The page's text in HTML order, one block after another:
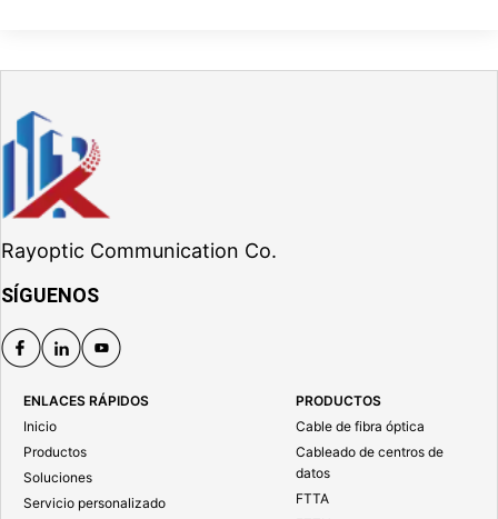
Rayoptic Communication Co.
SÍGUENOS
ENLACES RÁPIDOS
Inicio
Productos
Soluciones
Servicio personalizado
PRODUCTOS
Cable de fibra óptica
Cableado de centros de
datos
FTTA